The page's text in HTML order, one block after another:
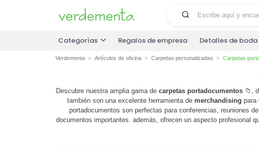
Categorías Regalos de empresa Detalles de boda
Verdementa Artículos de oficina Carpetas personalizadas Carpetas
Descubre nuestra amplia gama de carpetas portadocumentos📁,
también son una excelente herramienta de merchandising para
portadocumentos son perfectas para conferencias, reuniones
documentos importantes. además, ofrecen un aspecto profesional
inversión inteligente que agrega valor a tu marca. explora